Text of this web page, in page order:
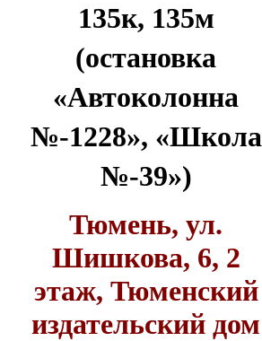
135к, 135м
(остановка
«Автоколонна
№-1228», «Школа
№-39»)
Тюмень, ул.
Шишкова, 6, 2
этаж, Тюменский
издательский дом